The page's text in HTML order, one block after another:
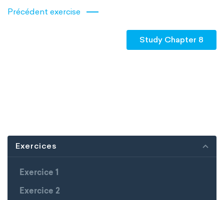
Précédent exercise
Study Chapter 8
Exercices
Exercice 1
Exercice 2